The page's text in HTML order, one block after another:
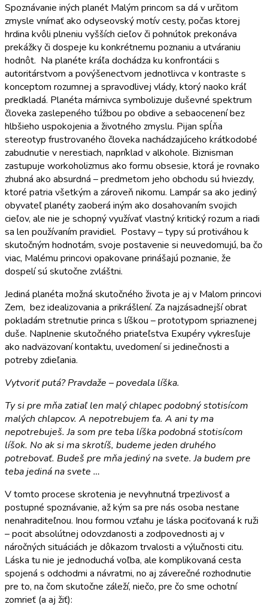
Spoznávanie iných planét Malým princom sa dá v určitom
zmysle vnímať ako odyseovský motív cesty, počas ktorej
hrdina kvôli plneniu vyšších cieľov či pohnútok prekonáva
prekážky či dospeje ku konkrétnemu poznaniu a utváraniu
hodnôt. Na planéte kráľa dochádza ku konfrontácii s
autoritárstvom a povýšenectvom jednotlivca v kontraste s
konceptom rozumnej a spravodlivej vlády, ktorý naoko kráľ
predkladá. Planéta márnivca symbolizuje duševné spektrum
človeka zaslepeného túžbou po obdive a sebaocenení bez
hlbšieho uspokojenia a životného zmyslu. Pijan spĺňa
stereotyp frustrovaného človeka nachádzajúceho krátkodobé
zabudnutie v nerestiach, napríklad v alkohole. Biznisman
zastupuje workoholizmus ako formu obsesie, ktorá je rovnako
zhubná ako absurdná – predmetom jeho obchodu sú hviezdy,
ktoré patria všetkým a zároveň nikomu. Lampár sa ako jediný
obyvateľ planéty zaoberá iným ako dosahovaním svojich
cieľov, ale nie je schopný využívať vlastný kritický rozum a riadi
sa len používaním pravidiel. Postavy – typy sú protiváhou k
skutočným hodnotám, svoje postavenie si neuvedomujú, ba čo
viac, Malému princovi opakovane prinášajú poznanie, že
dospelí sú skutočne zvláštni.
Jediná planéta možná skutočného života je aj v Malom princovi
Zem, bez idealizovania a prikrášlení. Za najzásadnejší obrat
pokladám stretnutie princa s líškou – prototypom spriaznenej
duše. Naplnenie skutočného priateľstva Exupéry vykresľuje
ako nadväzovaní kontaktu, uvedomení si jedinečnosti a
potreby zdieľania.
Vytvoriť putá? Pravdaže – povedala líška.
Ty si pre mňa zatiaľ len malý chlapec podobný stotisícom
malých chlapcov. A nepotrebujem ťa. A ani ty ma
nepotrebuješ. Ja som pre teba líška podobná stotisícom
líšok. No ak si ma skrotíš, budeme jeden druhého
potrebovať. Budeš pre mňa jediný na svete. Ja budem pre
teba jediná na svete …
V tomto procese skrotenia je nevyhnutná trpezlivosť a
postupné spoznávanie, až kým sa pre nás osoba nestane
nenahraditeľnou. Inou formou vzťahu je láska pociťovaná k ruži
– pocit absolútnej odovzdanosti a zodpovednosti aj v
náročných situáciách je dôkazom trvalosti a výlučnosti citu.
Láska tu nie je jednoduchá voľba, ale komplikovaná cesta
spojená s odchodmi a návratmi, no aj záverečné rozhodnutie
pre to, na čom skutočne záleží, niečo, pre čo sme ochotní
zomrieť (a aj žiť):